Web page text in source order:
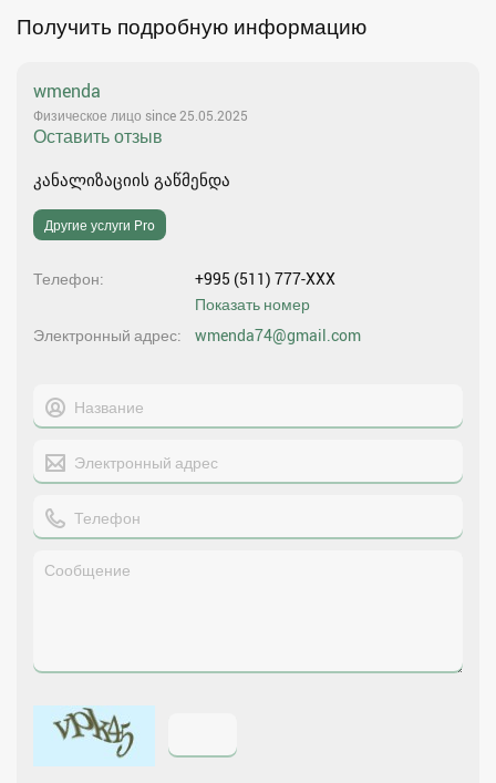
Получить подробную информацию
wmenda
Физическое лицо since 25.05.2025
Оставить отзыв
კანალიზაციის გაწმენდა
Другие услуги Pro
Телефон
+995 (511) 777-XXX
Показать номер
Электронный адрес
wmenda74@gmail.com